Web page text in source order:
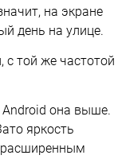
на экране
день на улице.
той же частотой
Android она выше.
яркость
расширенным